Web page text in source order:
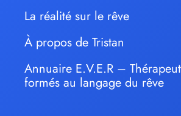
La réalité sur le rêve
À propos de Tristan
Annuaire E.V.E.R –
formés au langage du rêve